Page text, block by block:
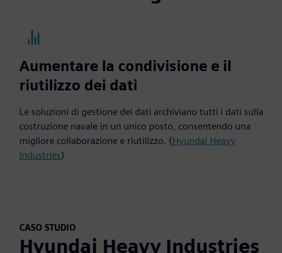
Aumentare la condivisione e il
riutilizzo dei dati
Le soluzioni di gestione dei dati archiviano tutti i dati sulla
costruzione navale in un unico posto, consentendo una
migliore collaborazione e riutilizzo. (Hyundai Heavy
Industries)
CASO STUDIO
Hyundai Heavy Industries